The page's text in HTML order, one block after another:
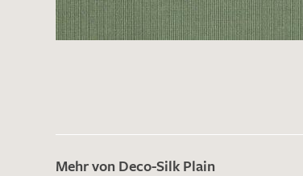
Mehr von Deco-Silk Plain